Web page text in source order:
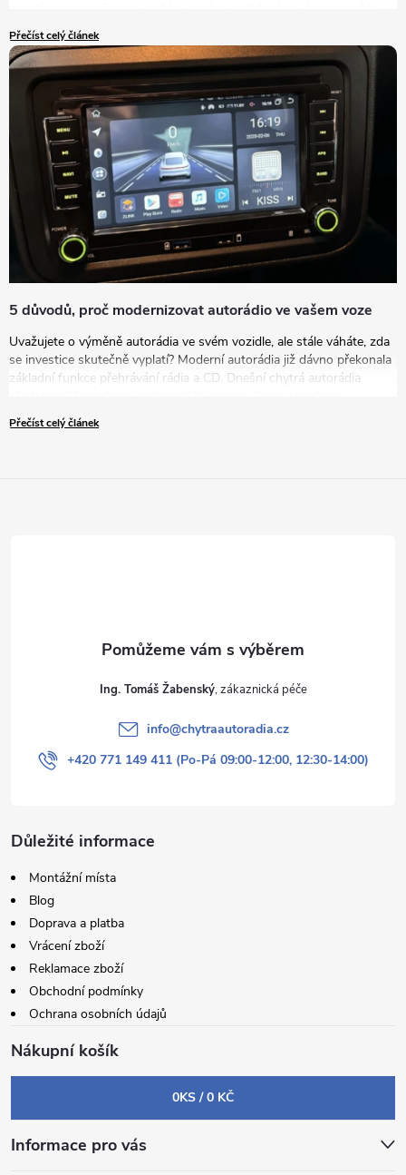
výrazně zlepšit vaše zážitky na cestách. V tomto článku se podrobně
podíváme na to, jak vybrat autorádio, které bude nejlépe vyhovovat
vašim potřebám a představám.
Přečíst celý článek
5 důvodů, proč modernizovat autorádio ve vašem voze
Uvažujete o výměně autorádia ve svém vozidle, ale stále váháte, zda
se investice skutečně vyplatí? Moderní autorádia již dávno překonala
základní funkce přehrávání rádia a CD. Dnešní chytrá autorádia
způsobem zvyšují komfort, bezpečnost i zábavu během každé jízdy.
V tomto článku vám představíme pět přesvědčivých důvodů, proč
Přečíst celý článek
Ing. Tomáš Žabenský
info@chytraautoradia.cz
+420 771 149 411 (Po-Pá 09:00-12:00, 12:30-14:00)
Důležité informace
Montážní místa
Blog
Doprava a platba
Vrácení zboží
Reklamace zboží
Obchodní podmínky
Ochrana osobních údajů
Nákupní košík
0KS /0 KČ
Informace pro vás